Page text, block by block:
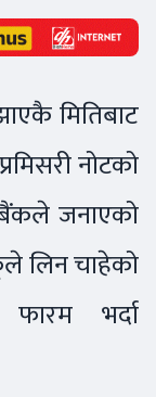
मितिबाट
नोटको
बैंकले जनाएको
लिन चाहेको
भर्दा